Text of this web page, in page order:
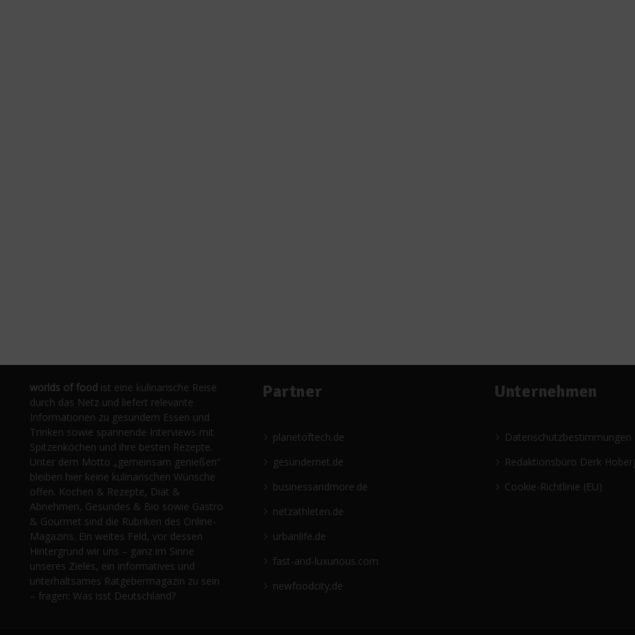
worlds of food ist eine kulinarische Reise
durch das Netz und liefert relevante
Informationen zu gesundem Essen und
Trinken sowie spannende Interviews mit
Spitzenköchen und ihre besten Rezepte.
Unter dem Motto „gemeinsam genießen“
bleiben hier keine kulinarischen Wünsche
offen. Kochen & Rezepte, Diät &
Abnehmen, Gesundes & Bio sowie Gastro
& Gourmet sind die Rubriken des Online-
Magazins. Ein weites Feld, vor dessen
Hintergrund wir uns – ganz im Sinne
unseres Zieles, ein informatives und
unterhaltsames Ratgebermagazin zu sein
– fragen: Was isst Deutschland?
Partner
planetoftech.de
gesündernet.de
businessandmore.de
netzathleten.de
urbanlife.de
fast-and-luxurious.com
newfoodcity.de
Unternehmen
Datenschutzbestimmungen
Redaktionsbüro Derk
Cookie-Richtlinie (EU)